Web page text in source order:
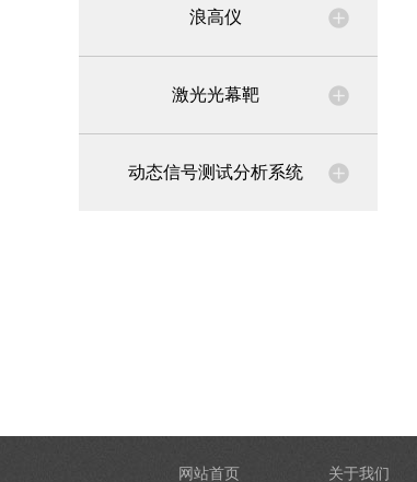
浪高仪
激光光幕靶
动态信号测试分析系统
网站首页 关于我们